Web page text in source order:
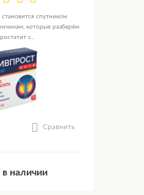
спутником
которые разберём
с...
Сравнить
в наличии